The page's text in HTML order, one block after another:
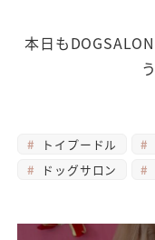
本日も
トイプードル
ドッグサロン